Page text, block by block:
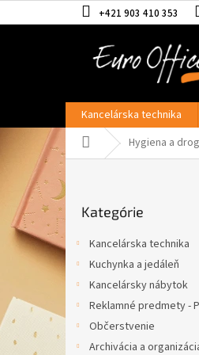
na
+421 903 410 353
Kancelárska technika
DomovHygiena a
o
č
p
a
l
kategórie
Kategórie
Kancelárska technika
Kuchynka a jedáleň
Kancelársky nábytok
Reklamné predmety -
Občerstvenie
Archivácia a